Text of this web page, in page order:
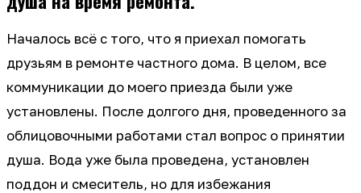
Началось всё с того, что я приехал помогать
друзьям в ремонте частного дома. В целом, все
коммуникации до моего приезда были уже
установлены. После долгого дня, проведенного за
облицовочными работами стал вопрос о принятии
душа. Вода уже была проведена, установлен
поддон и смеситель, но для избежания